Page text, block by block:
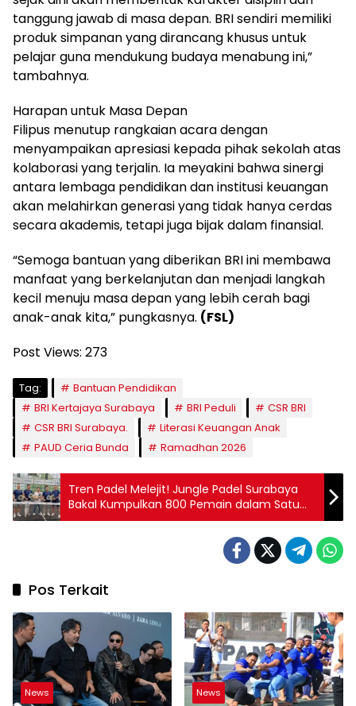
tanggung jawab di masa depan. BRI sendiri memiliki
produk simpanan yang dirancang khusus untuk
pelajar guna mendukung budaya menabung ini,”
tambahnya.
Harapan untuk Masa Depan
Filipus menutup rangkaian acara dengan
menyampaikan apresiasi kepada pihak sekolah atas
kolaborasi yang terjalin. Ia meyakini bahwa sinergi
antara lembaga pendidikan dan institusi keuangan
akan melahirkan generasi yang tidak hanya cerdas
secara akademis, tetapi juga bijak dalam finansial.
“Semoga bantuan yang diberikan BRI ini membawa
manfaat yang berkelanjutan dan menjadi langkah
kecil menuju masa depan yang lebih cerah bagi
anak-anak kita,” pungkasnya. (FSL)
Post Views: 273
Tag:
Bantuan Pendidikan
BRI Kertajaya Surabaya
BRI Peduli
CSR BRI
CSR BRI Surabaya.
Literasi Keuangan Anak
PAUD Ceria Bunda
Ramadhan 2026
Tren Padel Melejit! Jungle Padel Surabaya
Bakal Kumpulkan 800 Pemain dalam Satu
Arena
Pos Terkait
News News